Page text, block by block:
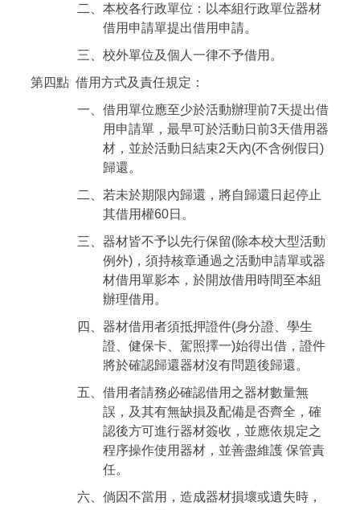
二、本校各行政單位：以本組行政單位器材
借用申請單提出借用申請。
三、校外單位及個人一律不予借用。
第四點 借用方式及責任規定：
一、借用單位應至少於活動辦理前7天提出借
用申請單，最早可於活動日前3天借用器
材，並於活動日結束2天內(不含例假日)
歸還。
二、若未於期限內歸還，將自歸還日起停止
其借用權60日。
三、器材皆不予以先行保留(除本校大型活動
例外)，須持核章通過之活動申請單或器
材借用單影本，於開放借用時間至本組
辦理借用。
四、器材借用者須抵押證件(身分證、學生
證、健保卡、駕照擇一)始得出借，證件
將於確認歸還器材沒有問題後歸還。
五、借用者請務必確認借用之器材數量無
誤，及其有無缺損及配備是否齊全，確
認後方可進行器材簽收，並應依規定之
程序操作使用器材，並善盡維護 保管責
任。
六、倘因不當用，造成器材損壞或遺失時，